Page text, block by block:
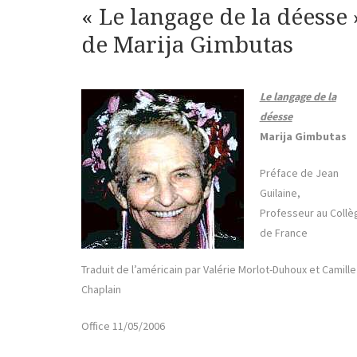
« Le langage de la déesse
de Marija Gimbutas
Le langage de la
déesse
Marija Gimbutas
Préface de Jean
Guilaine,
Professeur au
de France
Traduit de l’américain par Valérie Morlot-Duhoux et Camille
Chaplain
Office 11/05/2006